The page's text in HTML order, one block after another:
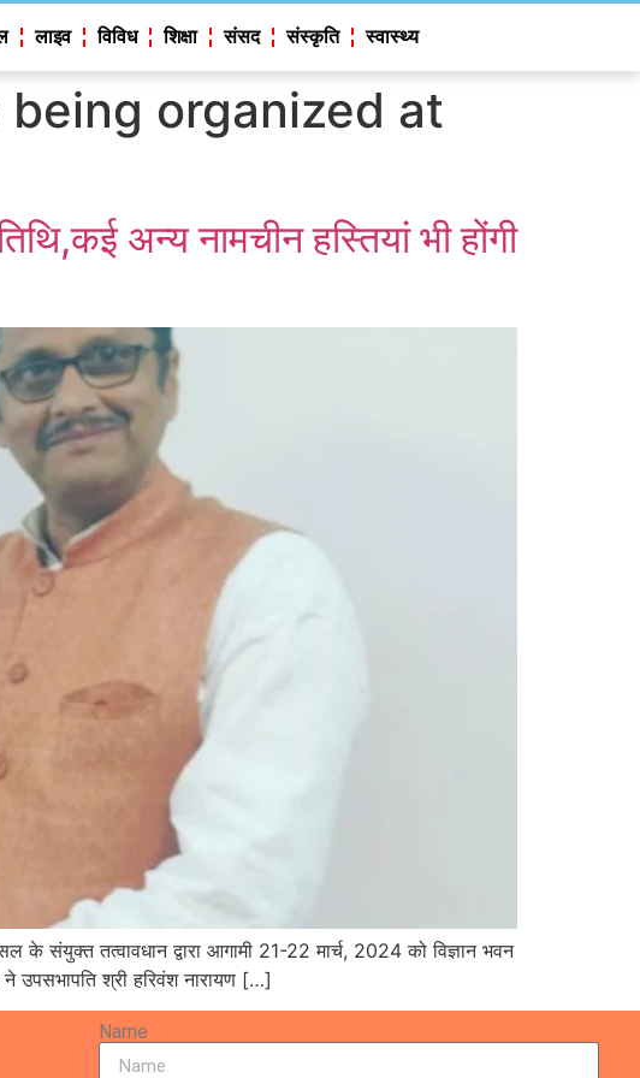
लाइव विविध शिक्षा संसद संस्कृति स्वास्थ्य
being organized at
अन्य नामचीन हस्तियां भी होंगी
के संयुक्त तत्वावधान द्वारा आगामी 21-22 मार्च, 2024 को विज्ञान भवन
उपसभापति श्री हरिवंश नारायण […]
Name